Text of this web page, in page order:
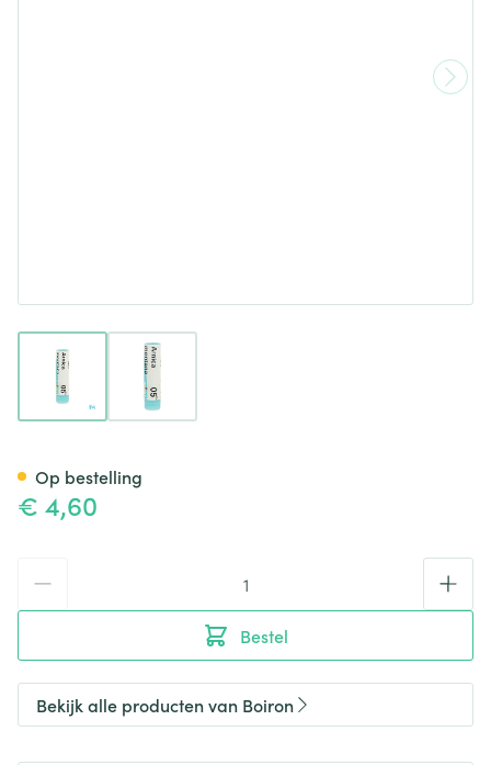
View larger imageView larger image
€ 4,60
Bestel
Op bestelling
Bekijk alle producten van Boiron